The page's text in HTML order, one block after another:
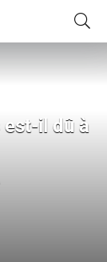
il dû à